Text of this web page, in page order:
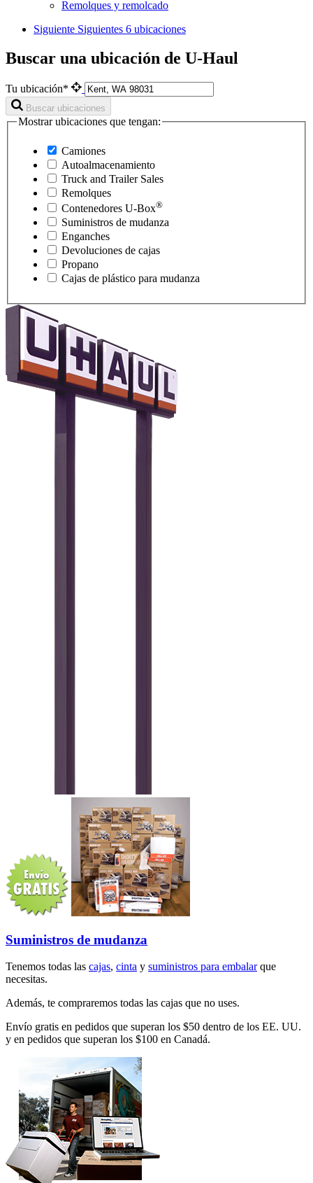
Remolques y remolcado
Siguiente Siguientes 6 ubicaciones
Buscar una ubicación de U-Haul
Tu ubicación*
Buscar ubicaciones
Mostrar ubicaciones que tengan:
Camiones
Autoalmacenamiento
Truck and Trailer Sales
Remolques
Contenedores U-Box®
Suministros de mudanza
Enganches
Devoluciones de cajas
Propano
Cajas de plástico para mudanza
Suministros de mudanza
Tenemos todas las cajas, cinta y suministros para embalarque
necesitas.
Además, te compraremos todas las cajas que no uses.
Envío gratis en pedidos que superan los $50 dentro de los EE. UU.
y en pedidos que superan los $100 en Canadá.